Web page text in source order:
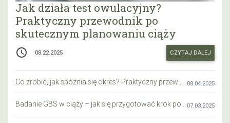
Jak działa test owulacyjny?
Praktyczny przewodnik po
skutecznym planowaniu ciąży
access_time 08.22.2025 CZYTAJ DALEJ
08.04.2025
07.03.2025